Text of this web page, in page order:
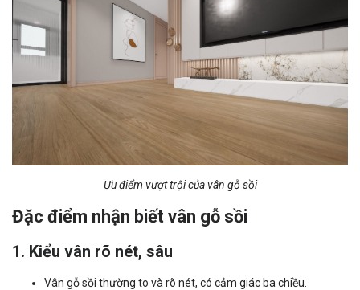
Ưu điểm vượt trội của vân gỗ sồi
Đặc điểm nhận biết vân gỗ sồi
1. Kiểu vân rõ nét, sâu
Vân gỗ sồi thường to và rõ nét, có cảm giác ba chiều.